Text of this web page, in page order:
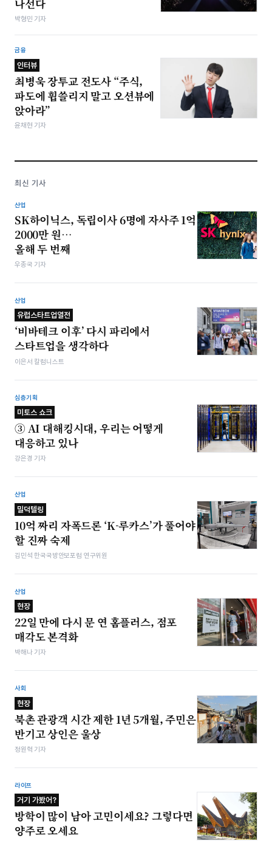
나선다
박형민 기자
금융
인터뷰
최병욱 장투교 전도사 “주식,
파도에 휩쓸리지 말고 오션뷰에
앉아라”
윤채현 기자
최신 기사
산업
SK하이닉스, 독립이사 6명에 자사주 1억
2000만 원…
올해 두 번째
우종국 기자
산업
유럽스타트업열전
‘비바테크 이후’ 다시 파리에서
스타트업을 생각하다
이은서 칼럼니스트
심층기획
미토스 쇼크
③ AI 대해킹시대, 우리는 어떻게
대응하고 있나
강은경 기자
산업
밀덕텔링
10억 짜리 자폭드론 ‘K-루카스’가 풀어야
할 진짜 숙제
김민석 한국국방안보포럼 연구위원
산업
현장
22일 만에 다시 문 연 홈플러스, 점포
매각도 본격화
박해나 기자
사회
현장
북촌 관광객 시간 제한 1년 5개월, 주민은
반기고 상인은 울상
정원혁 기자
라이프
거기 가봤어?
방학이 많이 남아 고민이세요? 그렇다면
양주로 오세요